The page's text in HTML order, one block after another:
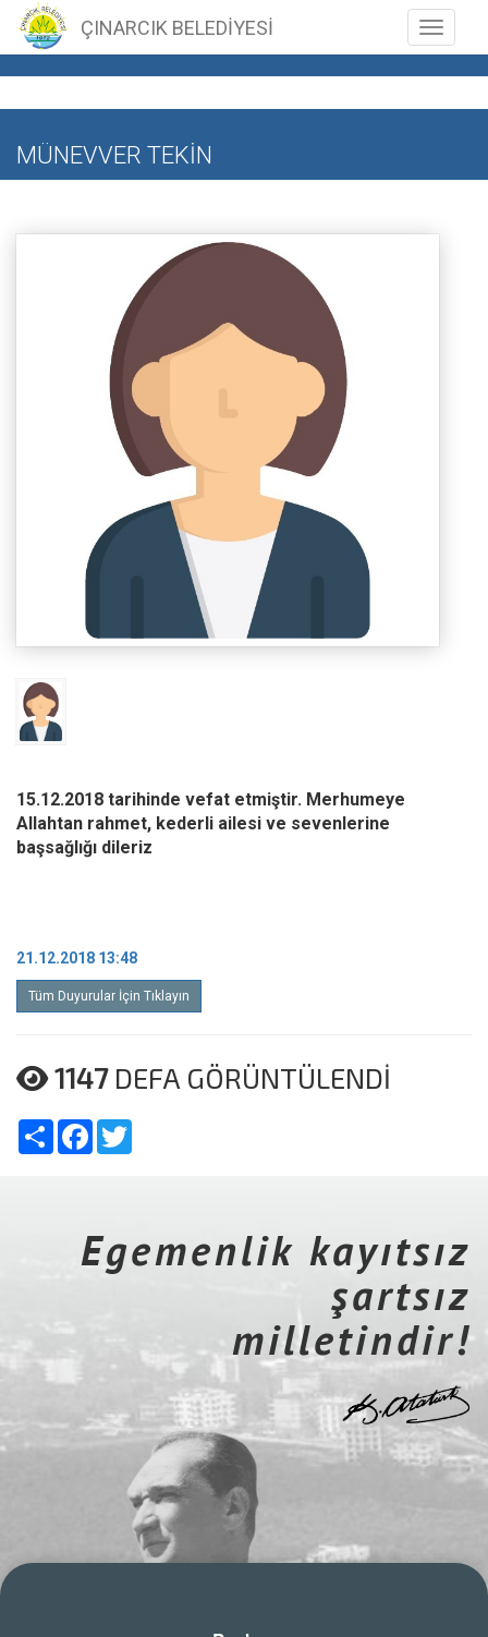
Toggle
ÇINARCIK BELEDİYESİ
MÜNEVVER TEKİN
15.12.2018 tarihinde vefat etmiştir. Merhumeye
Allahtan rahmet, kederli ailesi ve sevenlerine
başsağlığı dileriz
21.12.2018 13:48
Tüm Duyurular İçin Tıklayın
1147 DEFA GÖRÜNTÜLENDİ
Share Facebook
Egemenlik kayıtsız
şartsız
milletindir!